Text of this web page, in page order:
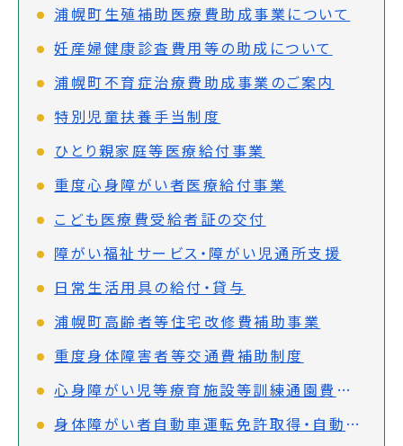
浦幌町生殖補助医療費助成事業について
妊産婦健康診査費用等の助成について
浦幌町不育症治療費助成事業のご案内
特別児童扶養手当制度
ひとり親家庭等医療給付事業
重度心身障がい者医療給付事業
こども医療費受給者証の交付
障がい福祉サービス・障がい児通所支援
日常生活用具の給付・貸与
浦幌町高齢者等住宅改修費補助事業
重度身体障害者等交通費補助制度
心身障がい児等療育施設等訓練通園費補助制度
身体障がい者自動車運転免許取得・自動車改造費助成事業